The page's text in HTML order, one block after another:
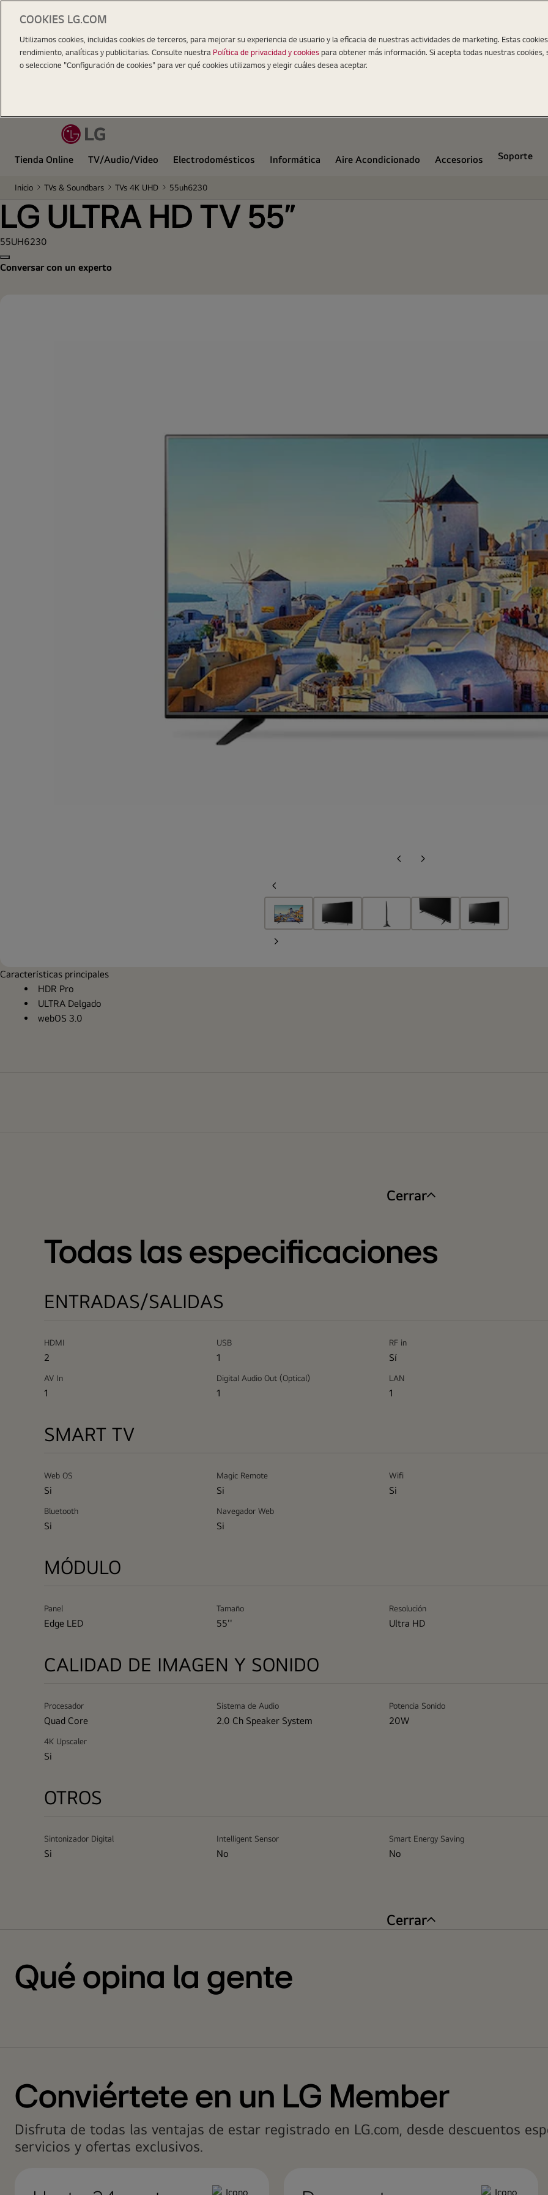
Tienda Online TV/Audio/Video Electrodomésticos Informática Aire Acondicionado Accesorios Soporte
Inicio TVs & Soundbars TVs 4K UHD 55uh6230
LG ULTRA HD TV 55"
LG ULTRA HD TV 55"
55UH6230
Copy model name
Conversar con un experto
Diapositiva
Siguiente
Diapositiva
Siguiente
Características principales
HDR Pro
ULTRA Delgado
webOS 3.0
Cerrar
Todas las especificaciones
ENTRADAS/SALIDAS
HDMI
2
USB
1
RF in
Sí
AV In
1
Digital Audio Out (Optical)
1
LAN
1
SMART TV
Web OS
Si
Magic Remote
Si
Wifi
Si
Bluetooth
Si
Navegador Web
Si
MÓDULO
Panel
Edge LED
Tamaño
55''
Resolución
Ultra HD
CALIDAD DE IMAGEN Y SONIDO
Procesador
Quad Core
Sistema de Audio
2.0 Ch Speaker System
Potencia Sonido
20W
4K Upscaler
Si
OTROS
Sintonizador Digital
Si
Intelligent Sensor
No
Smart Energy Saving
No
Cerrar
Qué opina la gente
Conviértete en un LG Member
Disfruta de todas las ventajas de estar registrado en LG.com, desde descuentos
servicios y ofertas exclusivos.
COOKIES LG.COM
Utilizamos cookies, incluidas cookies de terceros, para mejorar su experiencia de usuario y la eficacia de nuestras actividades de marketing. Estas
rendimiento, analíticas y publicitarias. Consulte nuestra Política de privacidad y cookiespara obtener más información. Si acepta todas nuestras
o seleccione "Configuración de cookies" para ver qué cookies utilizamos y elegir cuáles desea aceptar.